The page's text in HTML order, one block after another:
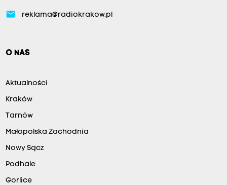
email reklama@radiokrakow.pl
O NAS
Aktualności
Kraków
Tarnów
Małopolska Zachodnia
Nowy Sącz
Podhale
Gorlice